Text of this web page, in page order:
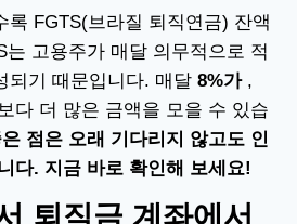
록 FGTS(브라질 퇴직연금) 잔액
는 고용주가 매달 의무적으로 적
되기 때문입니다. 매달 ​​8%가,
다 더 많은 금액을 모을 수 있습
점은 오래 기다리지 않고도 인
다. 지금 바로 확인해 보세요!
퇴직금 계좌에서